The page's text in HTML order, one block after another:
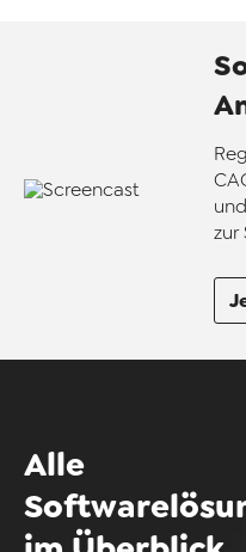
zur
Alle